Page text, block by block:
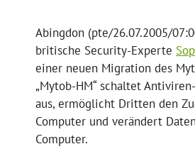
Abingdon (pte/26.07.2005/
britische Security-Experte
einer neuen Migration des
„Mytob-HM“ schaltet
aus, ermöglicht Dritten den
Computer und verändert
Computer.